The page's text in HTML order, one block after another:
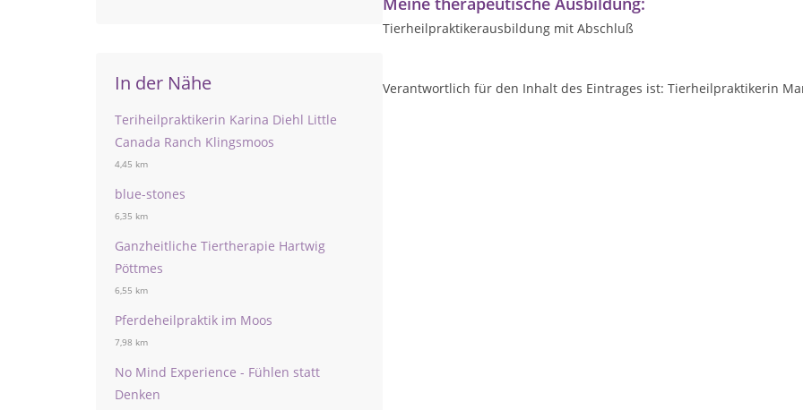
In der Nähe
Teriheilpraktikerin Karina Diehl Little
Canada Ranch Klingsmoos
4,45 km
blue-stones
6,35 km
Ganzheitliche Tiertherapie Hartwig
Pöttmes
6,55 km
Pferdeheilpraktik im Moos
7,98 km
No Mind Experience - Fühlen statt
Denken
Tierheilpraktikerausbildung mit Abschluß
Verantwortlich für den Inhalt des Eintrages ist: Tierheilpraktikerin